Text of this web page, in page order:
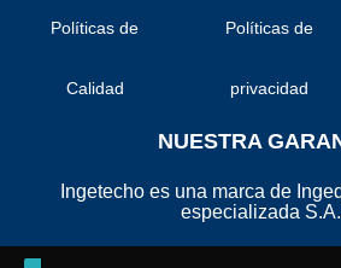
Políticas de
Calidad
Políticas de
privacidad
NUESTRA
Ingetecho es una marca de
especializada